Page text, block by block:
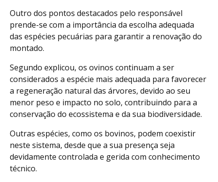
Outro dos pontos destacados pelo responsável
prende-se com a importância da escolha adequada
das espécies pecuárias para garantir a renovação do
montado.
Segundo explicou, os ovinos continuam a ser
considerados a espécie mais adequada para favorecer
a regeneração natural das árvores, devido ao seu
menor peso e impacto no solo, contribuindo para a
conservação do ecossistema e da sua biodiversidade.
Outras espécies, como os bovinos, podem coexistir
neste sistema, desde que a sua presença seja
devidamente controlada e gerida com conhecimento
técnico.